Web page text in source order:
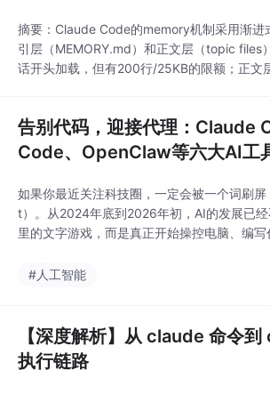
摘要：Claude Code的memory机制采用渐进
引层（MEMORY.md）和正文层（topic files
话开头加载，但有200行/25KB的限额；正文
通过常驻轻量索引和按需加载正文来节省上下
告别代码，迎接代理：Claude
Code、OpenClaw等六大AI工
如果你最近关注科技圈，一定会被一个词刷
t）。从2024年底到2026年初，AI的发展已
里的文字游戏，而是真正开始操控电脑、编
品：Claude Code、Cowork、OpenCode、
#人工智能
【深度解析】从 claude 命令
执行链路